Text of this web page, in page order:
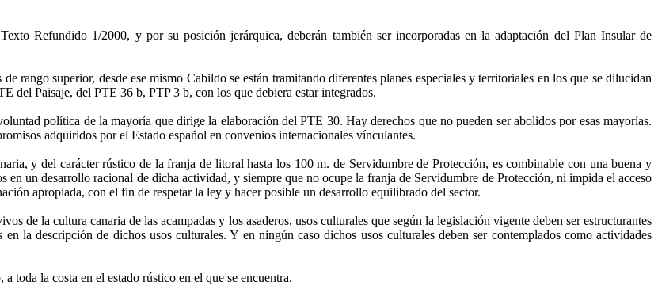
Refundido 1/2000, y por su posición jerárquica, deberán también ser incorporadas en la adaptación del Plan Insular de
rango superior, desde ese mismo Cabildo se están tramitando diferentes planes especiales y territoriales en los que se dilucidan
del Paisaje, del PTE 36 b, PTP 3 b, con los que debiera estar integrados.
política de la mayoría que dirige la elaboración del PTE 30. Hay derechos que no pueden ser abolidos por esas mayorías.
adquiridos por el Estado español en convenios internacionales vínculantes.
del carácter rústico de la franja de litoral hasta los 100 m. de Servidumbre de Protección, es combinable con una buena y
un desarrollo racional de dicha actividad, y siempre que no ocupe la franja de Servidumbre de Protección, ni impida el acceso
apropiada, con el fin de respetar la ley y hacer posible un desarrollo equilibrado del sector.
la cultura canaria de las acampadas y los asaderos, usos culturales que según la legislación vigente deben ser estructurantes
la descripción de dichos usos culturales. Y en ningún caso dichos usos culturales deben ser contemplados como actividades
toda la costa en el estado rústico en el que se encuentra.